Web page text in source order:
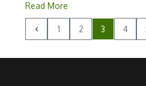
Read More
1 2 3 4